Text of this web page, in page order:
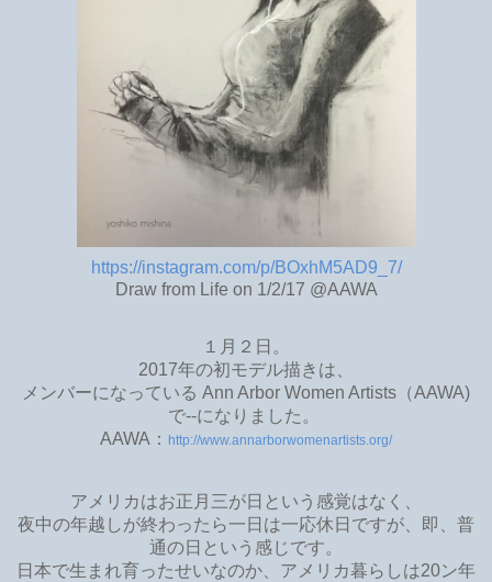
https://instagram.com/p/BOxhM5AD9_7/
Draw from Life on 1/2/17 @AAWA
１月２日。
2017年の初モデル描きは、
メンバーになっている Ann Arbor Women Artists （AAWA)
で--になりました。
AAWA： http://www.annarborwomenartists.org/
アメリカはお正月三が日という感覚はなく、
夜中の年越しが終わったら一日は一応休日ですが、即、普
通の日という感じです。
日本で生まれ育ったせいなのか、アメリカ暮らしは20ン年